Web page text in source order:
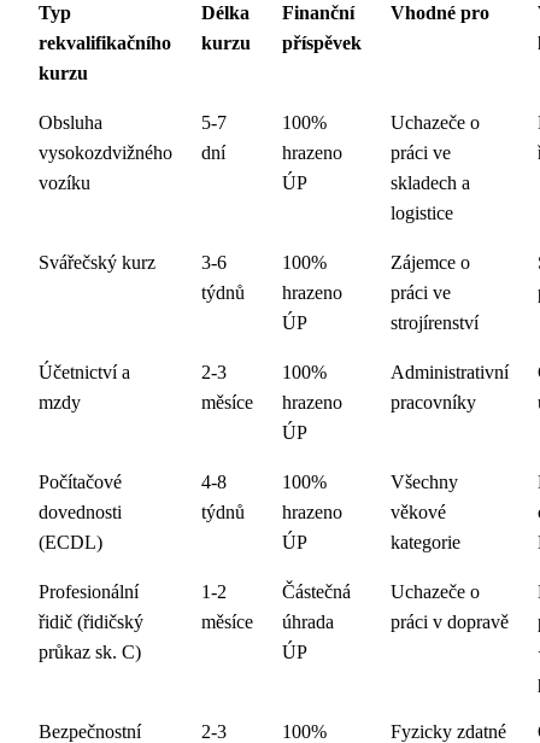
Typ
rekvalifikačního
kurzu
Délka
kurzu
Finanční
příspěvek
Vhodné pro
Obsluha
vysokozdvižného
vozíku
5-7
dní
100%
hrazeno
ÚP
Uchazeče o
práci ve
skladech a
logistice
Svářečský kurz
3-6
týdnů
100%
hrazeno
ÚP
Zájemce o
práci ve
strojírenství
Účetnictví a
mzdy
2-3
měsíce
100%
hrazeno
ÚP
Administrativní
pracovníky
Počítačové
dovednosti
(ECDL)
4-8
týdnů
100%
hrazeno
ÚP
Všechny
věkové
kategorie
Profesionální
řidič (řidičský
průkaz sk. C)
1-2
měsíce
Částečná
úhrada
ÚP
Uchazeče o
práci v dopravě
Bezpečnostní
2-3
100%
Fyzicky zdatné